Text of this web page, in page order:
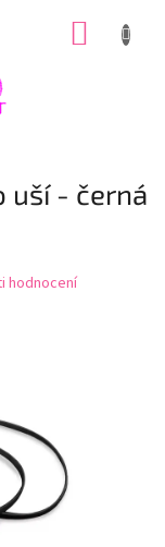
uší - černá
hodnocení